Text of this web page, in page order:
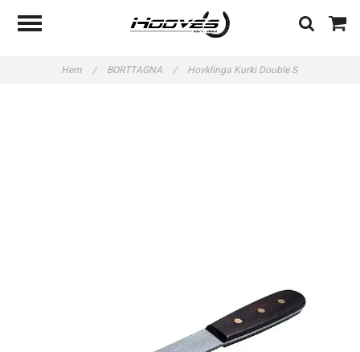
Hem / BORTTAGNA / Hovklinga Kurki Double S